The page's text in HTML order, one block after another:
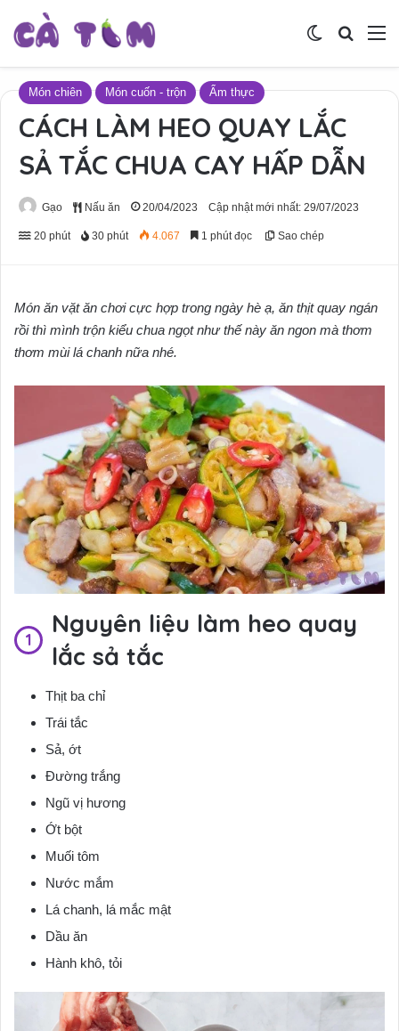
Tìm
Switch skin
Món chiên Món cuốn - trộn Ẩm thực
CÁCH LÀM HEO QUAY LẮC
SẢ TẮC CHUA CAY HẤP DẪN
Gạo Nấu ăn 20/04/2023 Cập nhật mới nhất: 29/07/2023
20 phút 30 phút 4.067 1 phút đọc Sao chép
Món ăn vặt ăn chơi cực hợp trong ngày hè ạ, ăn thịt quay ngán
rồi thì mình trộn kiểu chua ngọt như thế này ăn ngon mà thơm
thơm mùi lá chanh nữa nhé.
Nguyên liệu làm heo quay
lắc sả tắc
Thịt ba chỉ
Trái tắc
Sả, ớt
Đường trắng
Ngũ vị hương
Ớt bột
Muối tôm
Nước mắm
Lá chanh, lá mắc mật
Dầu ăn
Hành khô, tỏi